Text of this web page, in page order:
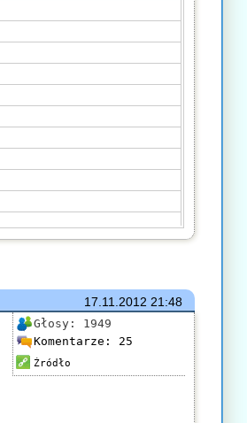
17.11.2012 21:48
Głosy: 1949
Komentarze: 25
Źródło